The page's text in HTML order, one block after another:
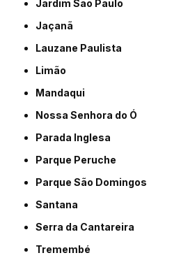
Jardim São Paulo
Jaçanã
Lauzane Paulista
Limão
Mandaqui
Nossa Senhora do Ó
Parada Inglesa
Parque Peruche
Parque São Domingos
Santana
Serra da Cantareira
Tremembé